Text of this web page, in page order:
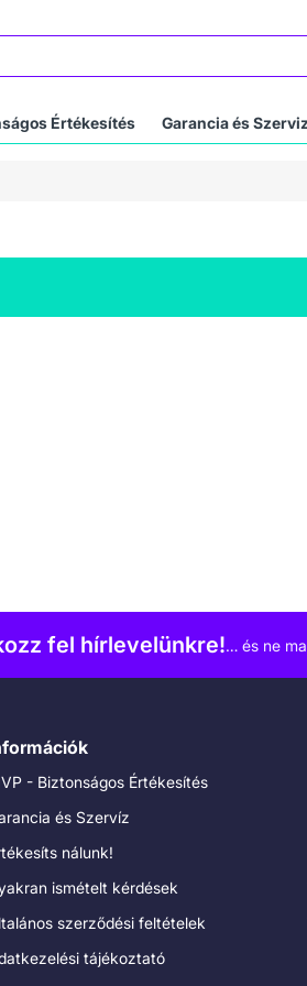
Értékesítés Garancia és Szerviz
fel hírlevelünkre!… és ne
- Biztonságos Értékesítés
és Szervíz
nálunk!
ismételt kérdések
szerződési feltételek
tájékoztató